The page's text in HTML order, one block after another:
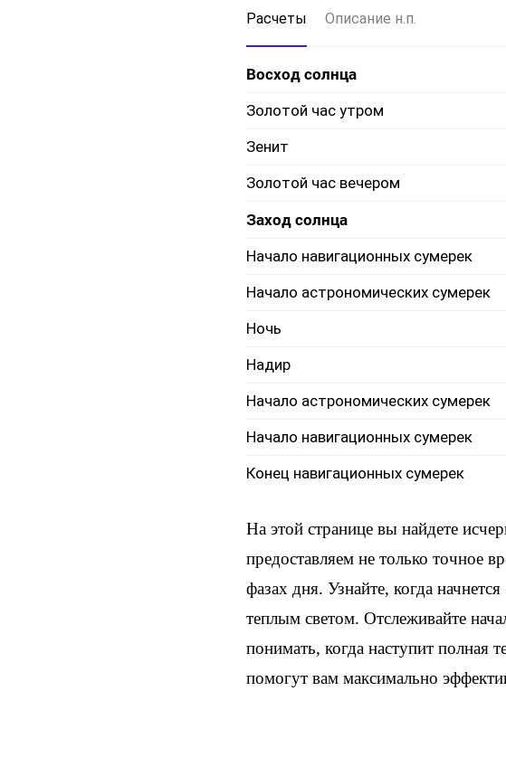
Расчеты Описание н.п.
Восход солнца
Золотой час утром
Зенит
Золотой час вечером
Заход солнца
Начало навигационных сумерек
Начало астрономических сумерек
Ночь
Надир
Начало астрономических сумерек
Начало навигационных сумерек
Конец навигационных сумерек
На этой странице вы найдете
предоставляем не только точное
фазах дня. Узнайте, когда
теплым светом. Отслеживайте
понимать, когда наступит полная
помогут вам максимально